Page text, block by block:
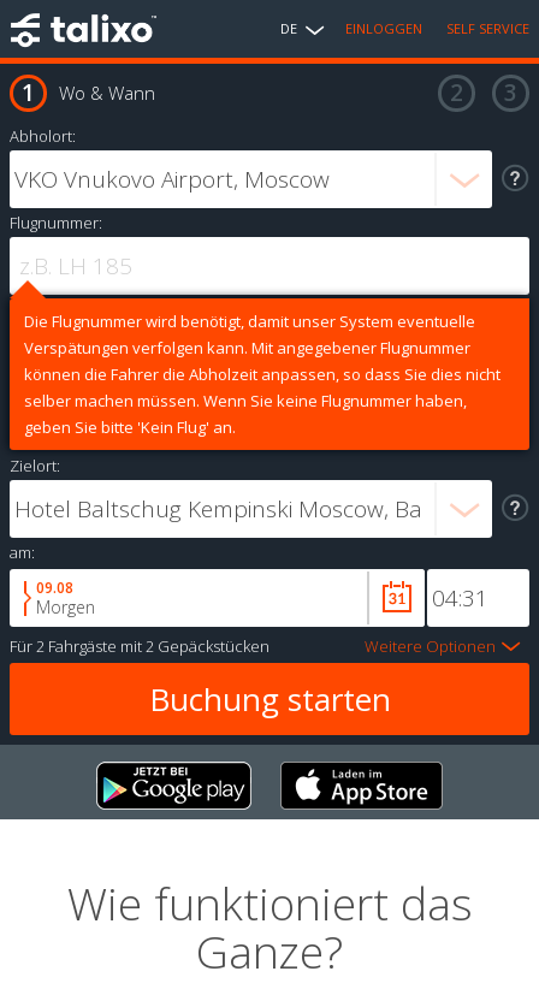
DE EINLOGGEN SELF SERVICE
Wo & Wann
Abholort:
Flugnummer:
Die Flugnummer wird benötigt, damit unser System eventuelle
Verspätungen verfolgen kann. Mit angegebener Flugnummer
können die Fahrer die Abholzeit anpassen, so dass Sie dies nicht
selber machen müssen. Wenn Sie keine Flugnummer haben,
geben Sie bitte 'Kein Flug' an.
Zielort:
am:
09.08
Morgen
Für2 Fahrgäste mit2 Gepäckstücken Weitere Optionen
Wie funktioniert das
Ganze?